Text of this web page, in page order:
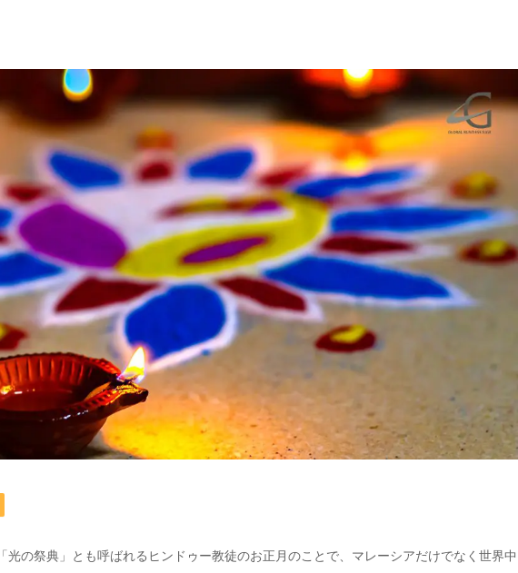
光の祭典」とも呼ばれるヒンドゥー教徒のお正月のことで、マレーシアだけでなく世界中